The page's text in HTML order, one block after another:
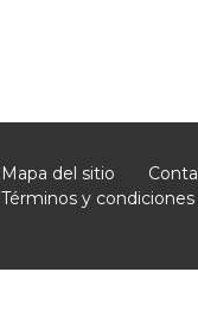
Mapa del sitio
Términos y